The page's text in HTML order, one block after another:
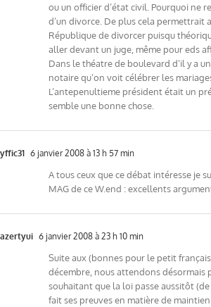
ou un officier d’état civil. Pourquoi ne
d’un divorce. De plus cela permettrait
République de divorcer puisqu
aller devant un juge, même pour eds
Dans le théatre de boulevard d’il y a
notaire qu’on voit célébrer les
L’antepenultieme président était un
semble une bonne chose.
yffic31 6 janvier 2008 à 13 h 57 min
A tous ceux que ce débat intéresse je
MAG de ce W.end : excellents
azertyui 6 janvier 2008 à 23 h 10 min
Suite aux (bonnes pour le petit
décembre, nous attendons désormais
souhaitant que la loi passe aussitôt
fait ses preuves en matière de